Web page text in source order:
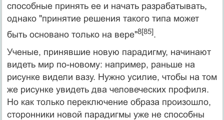
способные принять ее и начать разрабатывать,
однако "принятие решения такого типа может
быть основано только на вере"8[85].
Ученые, принявшие новую парадигму, начинают
видеть мир по-новому: например, раньше на
рисунке видели вазу. Нужно усилие, чтобы на том
же рисунке увидеть два человеческих профиля.
Но как только переключение образа произошло,
сторонники новой парадигмы уже не способ­ны